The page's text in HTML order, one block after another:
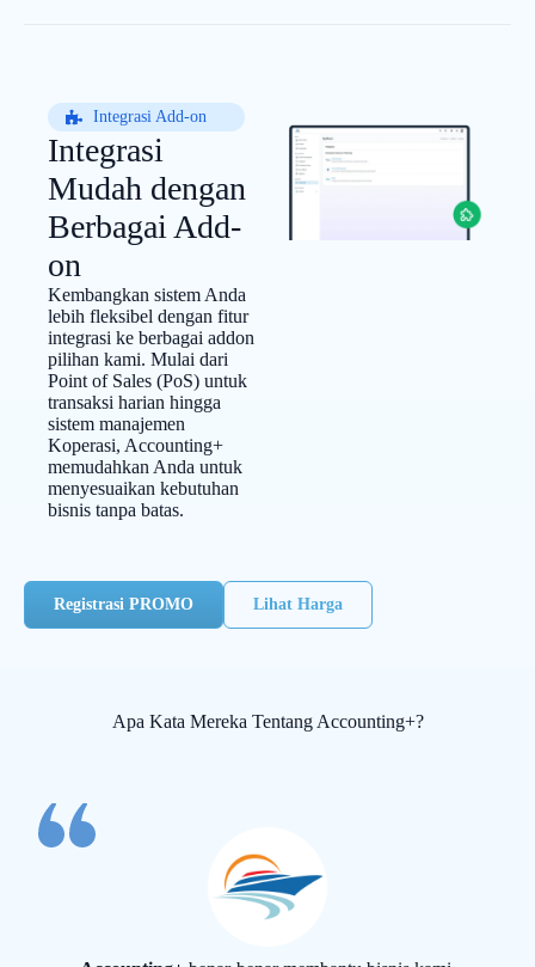
Integrasi Add-on
Integrasi
Mudah dengan
Berbagai Add-
on
Kembangkan sistem Anda
lebih fleksibel dengan fitur
integrasi ke berbagai addon
pilihan kami. Mulai dari
Point of Sales (PoS) untuk
transaksi harian hingga
sistem manajemen
Koperasi, Accounting+
memudahkan Anda untuk
menyesuaikan kebutuhan
bisnis tanpa batas.
Registrasi PROMO Lihat Harga
Apa Kata Mereka Tentang Accounting+?